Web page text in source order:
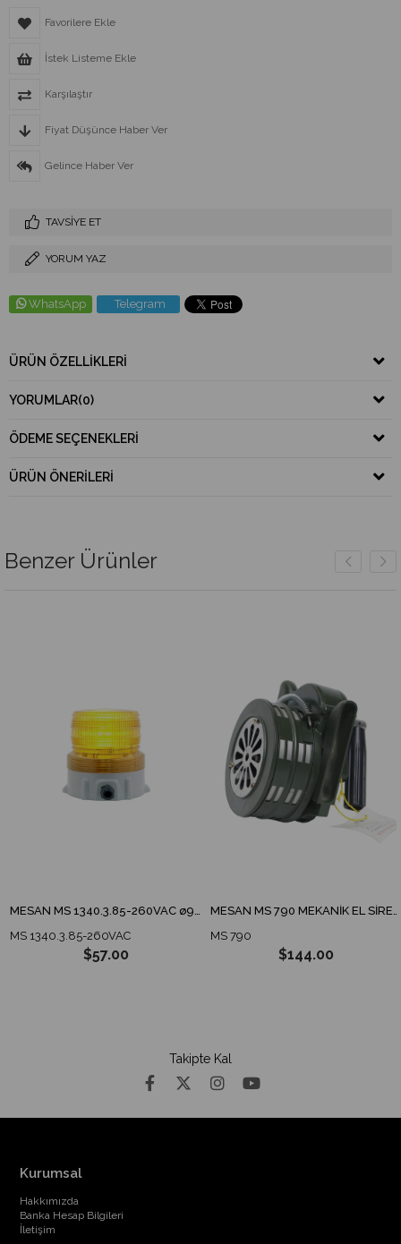
Favorilere Ekle
İstek Listeme Ekle
Karşılaştır
Fiyat Düşünce Haber Ver
Gelince Haber Ver
TAVSIYE ET
YORUM YAZ
WhatsApp Telegram
ÜRÜN ÖZELLIKLERI
YORUMLAR(0)
ÖDEME SEÇENEKLERI
ÜRÜN ÖNERILERI
Benzer Ürünler
MESAN MS 1340.3.85-260VAC ø90 ENDÜSTRİYEL İKAZ LAMBA TABAN MONTAJ
MS 1340.3.85-260VAC
$57.00
MESAN MS 790 MEKANİK EL SİRENİ
MS 790
$144.00
Takipte Kal
Kurumsal
Hakkımızda
Banka Hesap Bilgileri
İletişim